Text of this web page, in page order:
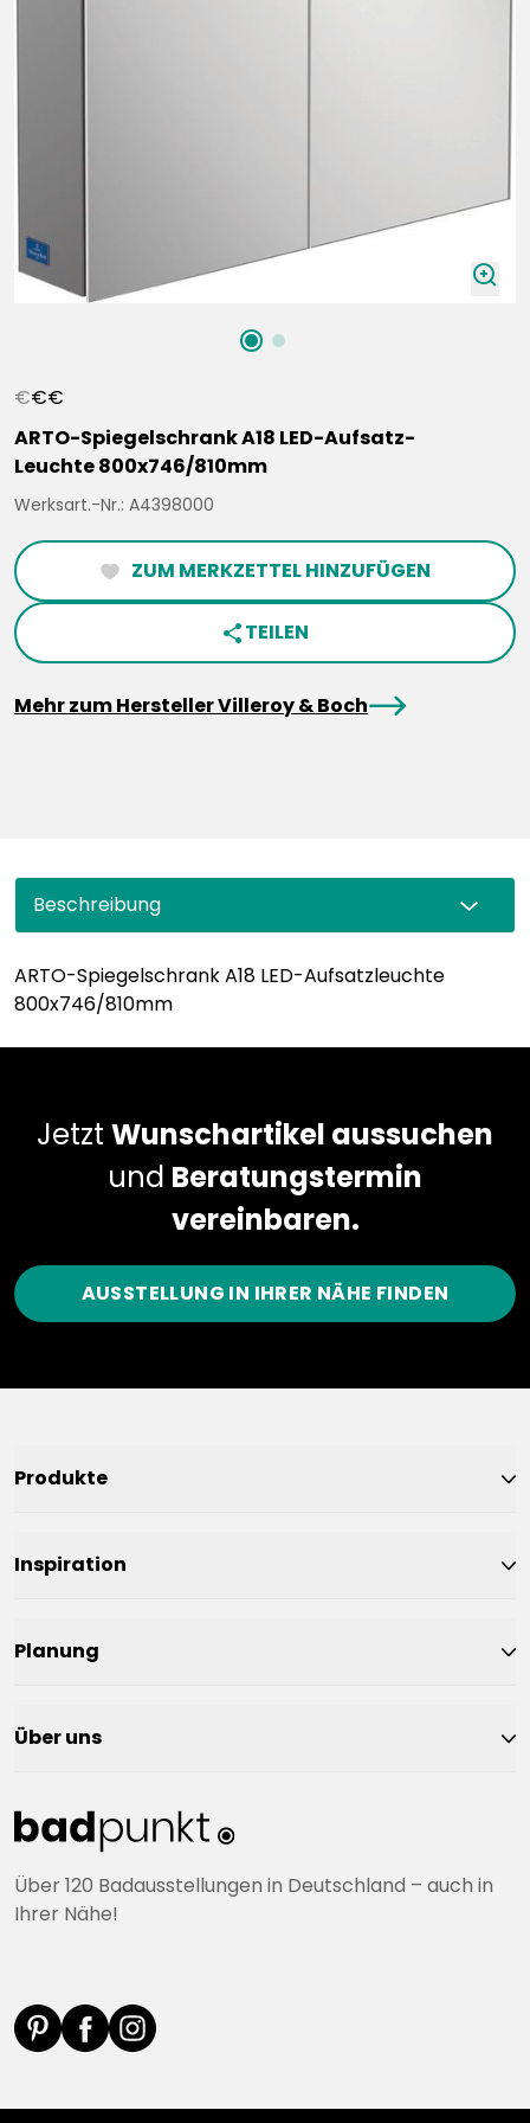
zoomIn
€€€
ARTO-Spiegelschrank A18 LED-Aufsatz-
Leuchte 800x746/810mm
Werksart.-Nr.: A4398000
heartFilled ZUM MERKZETTEL HINZUFÜGEN
share TEILEN
Mehr zum Hersteller Villeroy & BocharrowRight
Beschreibung
ARTO-Spiegelschrank A18 LED-Aufsatzleuchte
800x746/810mm
Jetzt Wunschartikel aussuchen
und Beratungstermin
vereinbaren.
AUSSTELLUNG IN IHRER NÄHE FINDEN
Über 120 Badausstellungen in Deutschland – auch in
Ihrer Nähe!
Produkte
Inspiration
Planung
Über uns